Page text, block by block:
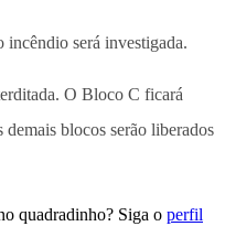
será investigada.
O Bloco C ficará
blocos serão liberados
quadradinho? Siga o perfil